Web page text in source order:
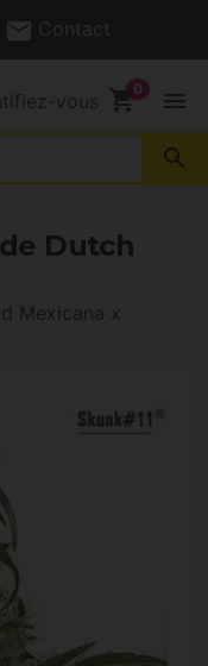
Contact
vous shopping_cart menu
search
Dutch
Mexicana x